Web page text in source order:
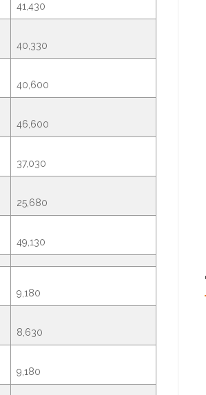
41,430
40,330
40,600
46,600
37,030
25,680
49,130
9,180
8,630
9,180